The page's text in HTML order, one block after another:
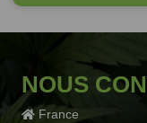
NOUS
France